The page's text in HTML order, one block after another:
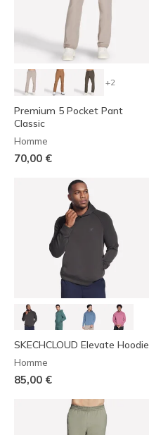
+2
Premium 5 Pocket Pant
Classic
Homme
70,00 €
SKECHCLOUD Elevate Hoodie
Homme
85,00 €